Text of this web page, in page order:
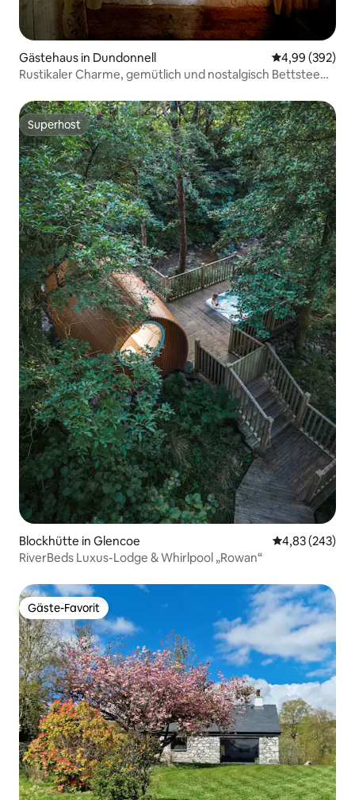
Gästehaus in Dundonnell
4,99 (392)
Rustikaler Charme, gemütlich und nostalgisch Bettstee
Superhost
Superhost
Blockhütte in Glencoe
4,83 (243)
RiverBeds Luxus-Lodge & Whirlpool „Rowan“
Gäste-Favorit
Gäste-Favorit